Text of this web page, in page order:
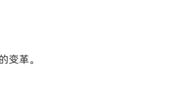
革。